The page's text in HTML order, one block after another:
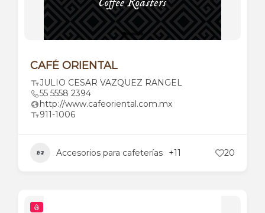
CAFÉ ORIENTAL
JULIO CESAR VAZQUEZ RANGEL
55 5558 2394
http://www.cafeoriental.com.mx
911-1006
Accesorios para cafeterías +11 20